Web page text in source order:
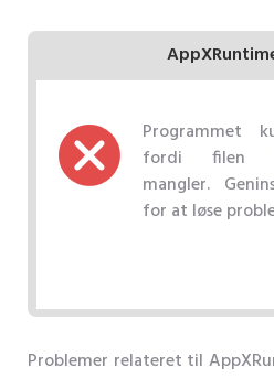
Programmet
fordi filen
mangler.
for at løse
Problemer relateret til